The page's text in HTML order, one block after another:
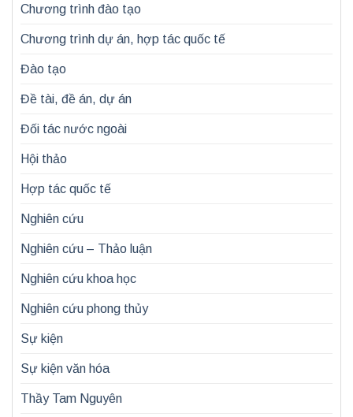
Chương trình đào tạo
Chương trình dự án, hợp tác quốc tế
Đào tạo
Đề tài, đề án, dự án
Đối tác nước ngoài
Hội thảo
Hợp tác quốc tế
Nghiên cứu
Nghiên cứu – Thảo luận
Nghiên cứu khoa học
Nghiên cứu phong thủy
Sự kiện
Sự kiện văn hóa
Thầy Tam Nguyên